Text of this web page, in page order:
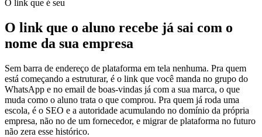
O link que é seu
O link que o aluno recebe já sai com o
nome da sua empresa
Sem barra de endereço de plataforma em tela nenhuma. Pra quem
está começando a estruturar, é o link que você manda no grupo do
WhatsApp e no email de boas-vindas já com a sua marca, o que
muda como o aluno trata o que comprou. Pra quem já roda uma
escola, é o SEO e a autoridade acumulando no domínio da própria
empresa, não no de um fornecedor, e migrar de plataforma no futuro
não zera esse histórico.